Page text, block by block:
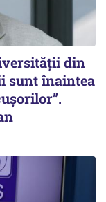
din
sunt înaintea